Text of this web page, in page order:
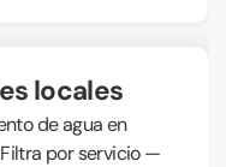
locales
de agua en
por servicio —